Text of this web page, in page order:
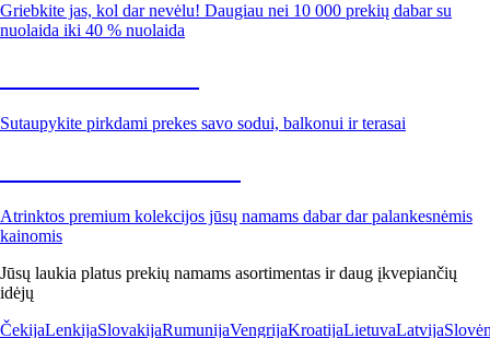
Griebkite jas, kol dar nevėlu! Daugiau nei 10 000 prekių dabar su
nuolaida iki 40 % nuolaida
Sutaupykite pirkdami prekes savo sodui, balkonui ir terasai
Atrinktos premium kolekcijos jūsų namams dabar dar palankesnėmis
kainomis
Jūsų laukia platus prekių namams asortimentas ir daug įkvepiančių
idėjų
ČekijaLenkijaSlovakijaRumunijaVengrijaKroatijaLietuvaLatvija